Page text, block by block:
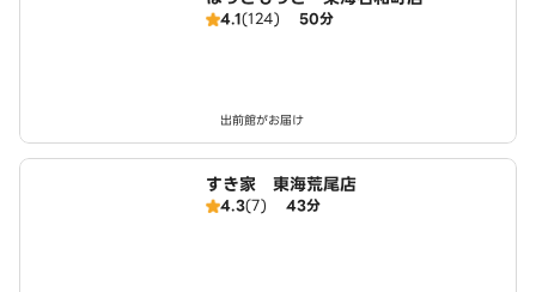
4.1(124) 50分
出前館がお届け
すき家 東海荒尾店
4.3(7) 43分